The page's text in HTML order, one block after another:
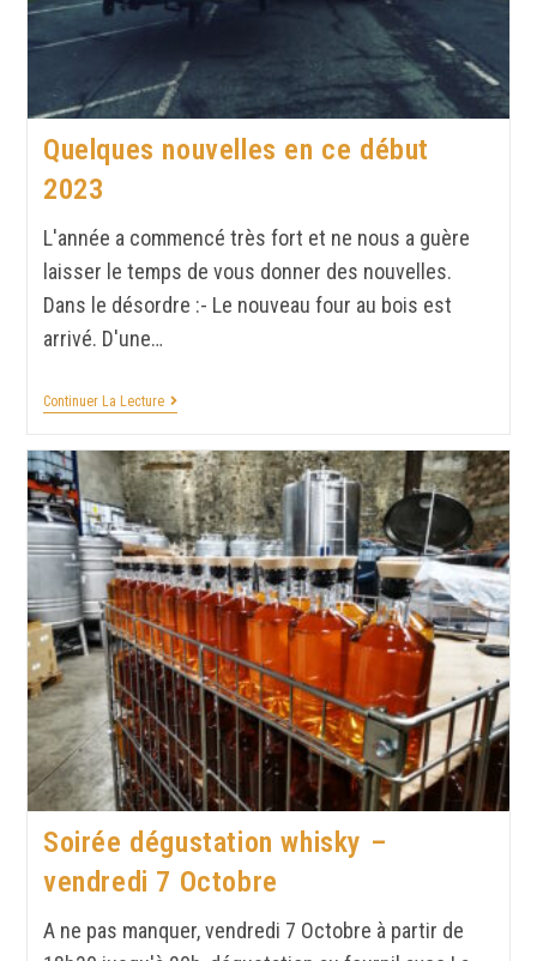
Quelques nouvelles en ce début
2023
L'année a commencé très fort et ne nous a guère
laisser le temps de vous donner des nouvelles.
Dans le désordre :- Le nouveau four au bois est
arrivé. D'une…
Continuer La Lecture
Soirée dégustation whisky –
vendredi 7 Octobre
A ne pas manquer, vendredi 7 Octobre à partir de